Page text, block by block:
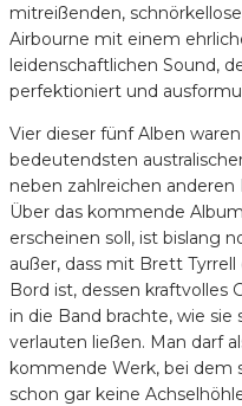
mitreißenden,
Airbourne mit einem
leidenschaftlichen Sound,
perfektioniert und
Vier dieser fünf Alben
bedeutendsten
neben zahlreichen
Über das kommende
erscheinen soll, ist bislang
außer, dass mit Brett
Bord ist, dessen kraftvolles
in die Band brachte, wie
verlauten ließen. Man darf
kommende Werk, bei dem
schon gar keine